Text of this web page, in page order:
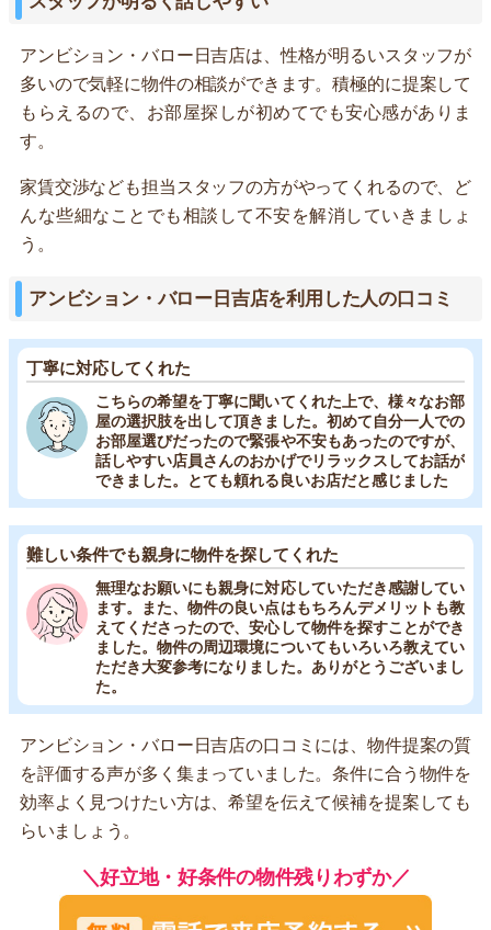
アンビション・バロー日吉店は、性格が明るいスタッフが
多いので気軽に物件の相談ができます。積極的に提案して
もらえるので、お部屋探しが初めてでも安心感がありま
す。
家賃交渉なども担当スタッフの方がやってくれるので、ど
んな些細なことでも相談して不安を解消していきましょ
う。
アンビション・バロー日吉店を利用した人の口コミ
丁寧に対応してくれた
こちらの希望を丁寧に聞いてくれた上で、様々なお部
屋の選択肢を出して頂きました。初めて自分一人での
お部屋選びだったので緊張や不安もあったのですが、
話しやすい店員さんのおかげでリラックスしてお話が
できました。とても頼れる良いお店だと感じました
難しい条件でも親身に物件を探してくれた
無理なお願いにも親身に対応していただき感謝してい
ます。また、物件の良い点はもちろんデメリットも教
えてくださったので、安心して物件を探すことができ
ました。物件の周辺環境についてもいろいろ教えてい
ただき大変参考になりました。ありがとうございまし
た。
アンビション・バロー日吉店の口コミには、物件提案の質
を評価する声が多く集まっていました。条件に合う物件を
効率よく見つけたい方は、希望を伝えて候補を提案しても
らいましょう。
＼好立地・好条件の物件残りわずか／